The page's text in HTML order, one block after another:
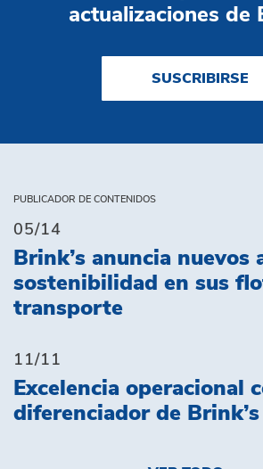
actualizaciones de
SUSCRIBIRSE
PUBLICADOR DE CONTENIDOS
05/14
Brink’s anuncia nuevos
sostenibilidad en sus
transporte
11/11
Excelencia operacional
diferenciador de Brink’s